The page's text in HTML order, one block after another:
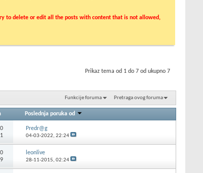
to delete or edit all the posts with content that is not allowed,
Prikaz tema od 1 do 7 od ukupno 7
Funkcije foruma Pretraga ovog foruma
Poslednja poruka od
Predr@g
04-03-2022, 22:24
leonlive
28-11-2015, 02:24